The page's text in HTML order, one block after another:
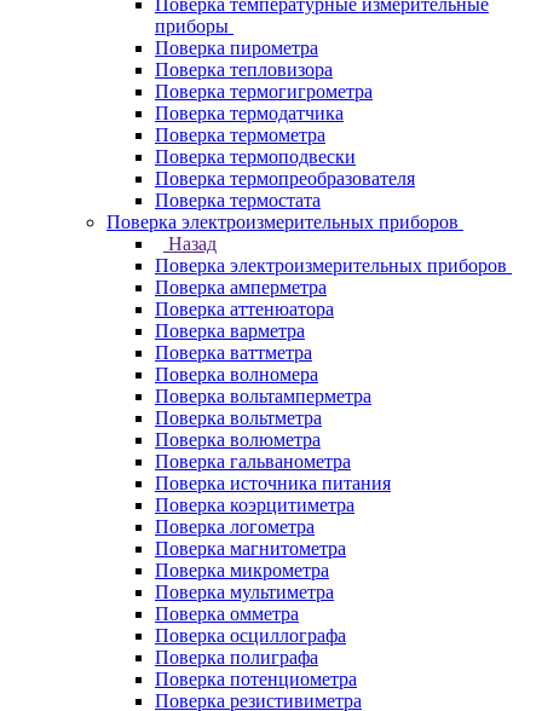
Поверка температурные измерительные
приборы
Поверка пирометра
Поверка тепловизора
Поверка термогигрометра
Поверка термодатчика
Поверка термометра
Поверка термоподвески
Поверка термопреобразователя
Поверка термостата
Поверка электроизмерительных приборов
Назад
Поверка электроизмерительных приборов
Поверка амперметра
Поверка аттенюатора
Поверка варметра
Поверка ваттметра
Поверка волномера
Поверка вольтамперметра
Поверка вольтметра
Поверка волюметра
Поверка гальванометра
Поверка источника питания
Поверка коэрцитиметра
Поверка логометра
Поверка магнитометра
Поверка микрометра
Поверка мультиметра
Поверка омметра
Поверка осциллографа
Поверка полиграфа
Поверка потенциометра
Поверка резистивиметра